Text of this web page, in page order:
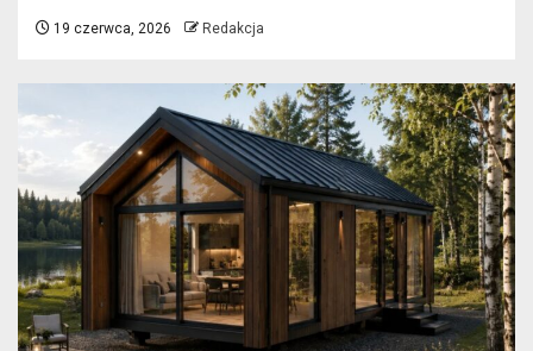
19 czerwca, 2026 Redakcja